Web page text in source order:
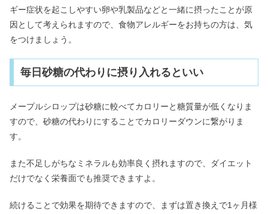
ギー症状を起こしやすい卵や乳製品などと一緒に摂ったことが原
因として考えられますので、食物アレルギーをお持ちの方は、気
をつけましょう。
毎日砂糖の代わりに摂り入れるといい
メープルシロップは砂糖に較べてカロリーと糖質量が低くなりま
すので、砂糖の代わりにすることでカロリーダウンに繋がりま
す。
また不足しがちなミネラルも効率良く摂れますので、ダイエット
だけでなく栄養面でも推奨できますよ。
続けることで効果を期待できますので、まずは置き換えで1ヶ月様